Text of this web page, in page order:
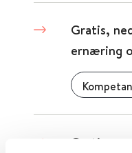
Gratis,
ernæring